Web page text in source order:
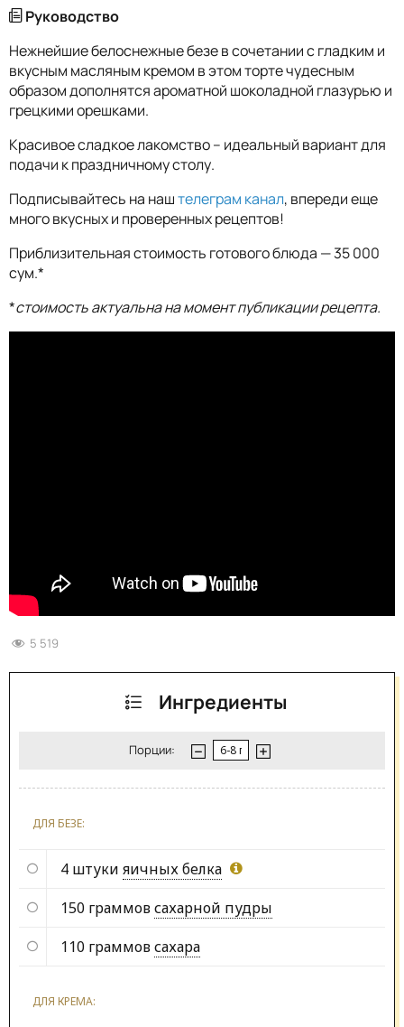
Руководство
Нежнейшие белоснежные безе в сочетании с гладким и
вкусным масляным кремом в этом торте чудесным
образом дополнятся ароматной шоколадной глазурью и
грецкими орешками.
Красивое сладкое лакомство – идеальный вариант для
подачи к праздничному столу.
Подписывайтесь на наштелеграм канал, впереди еще
много вкусных и проверенных рецептов!
Приблизительная стоимость готового блюда — 35 000
сум.*
*стоимость актуальна на момент публикации рецепта.
5 519
Ингредиенты
Порции:
ДЛЯ БЕЗЕ:
4 штуки яичных белка
150 граммовсахарной пудры
110 граммовсахара
ДЛЯ КРЕМА: